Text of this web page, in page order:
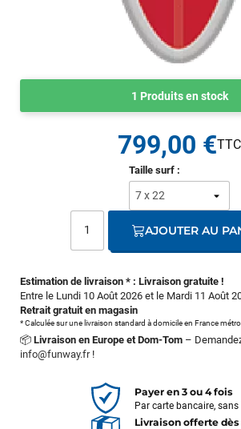
1 Produits en stock
Estimation de livraison * : Livraison gratuite !
Entre le Lundi 10 Août 2026 et le Mardi 11 Août
Retrait gratuit en magasin
* Calculée sur une livraison standard à domicile en France
📦 Livraison en Europe et Dom-Tom –
info@funway.fr!
Taille surf :
799,00 €
AJOUTER AU
Payer en 3 ou 4 fois
Par carte bancaire,
Livraison offerte dès